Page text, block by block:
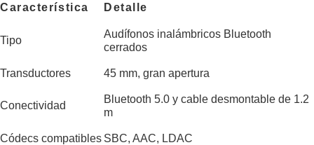
Característica Detalle
Tipo
Audífonos inalámbricos Bluetooth
cerrados
Transductores 45 mm, gran apertura
Conectividad
Bluetooth 5.0 y cable desmontable de 1.2
m
Códecs compatibles SBC, AAC, LDAC